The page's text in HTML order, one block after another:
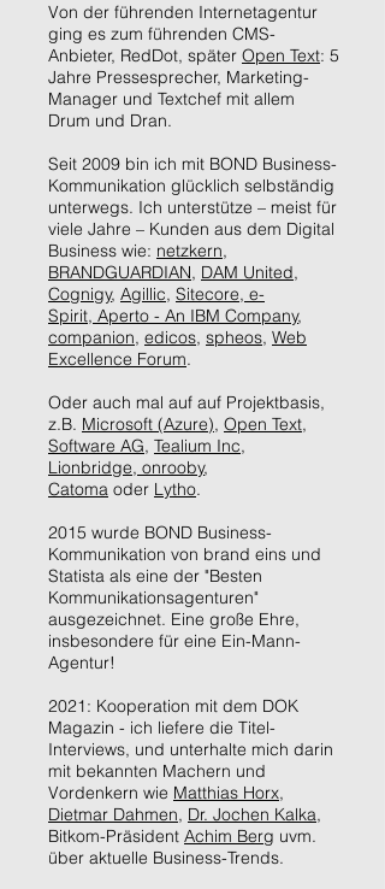
Von der führenden Internetagentur
ging es zum führenden CMS-
Anbieter, RedDot, später Open Text: 5
Jahre Pressesprecher, Marketing-
Manager und Textchef mit allem
Drum und Dran.
Seit 2009 bin ich mit BOND Business-
Kommunikation glücklich selbständig
unterwegs. Ich unterstütze – meist für
viele Jahre – Kunden aus dem Digital
Business wie: netzkern,
BRANDGUARDIAN, DAM United,
Cognigy, Agillic, Sitecore, e-
Spirit, Aperto - An IBM Company,
companion, edicos, spheos, Web
Excellence Forum.
Oder auch mal auf auf Projektbasis,
z.B. Microsoft (Azure), Open Text,
Software AG, Tealium Inc,
Lionbridge, onrooby,
Catoma oder Lytho.
2015 wurde BOND Business-
Kommunikation von brand eins und
Statista als eine der "Besten
Kommunikationsagenturen"
ausgezeichnet. Eine große Ehre,
insbesondere für eine Ein-Mann-
Agentur!
2021: Kooperation mit dem DOK
Magazin - ich liefere die Titel-
Interviews, und unterhalte mich darin
mit bekannten Machern und
Vordenkern wie Matthias Horx,
Dietmar Dahmen, Dr. Jochen Kalka,
Bitkom-Präsident Achim Berg uvm.
über aktuelle Business-Trends.